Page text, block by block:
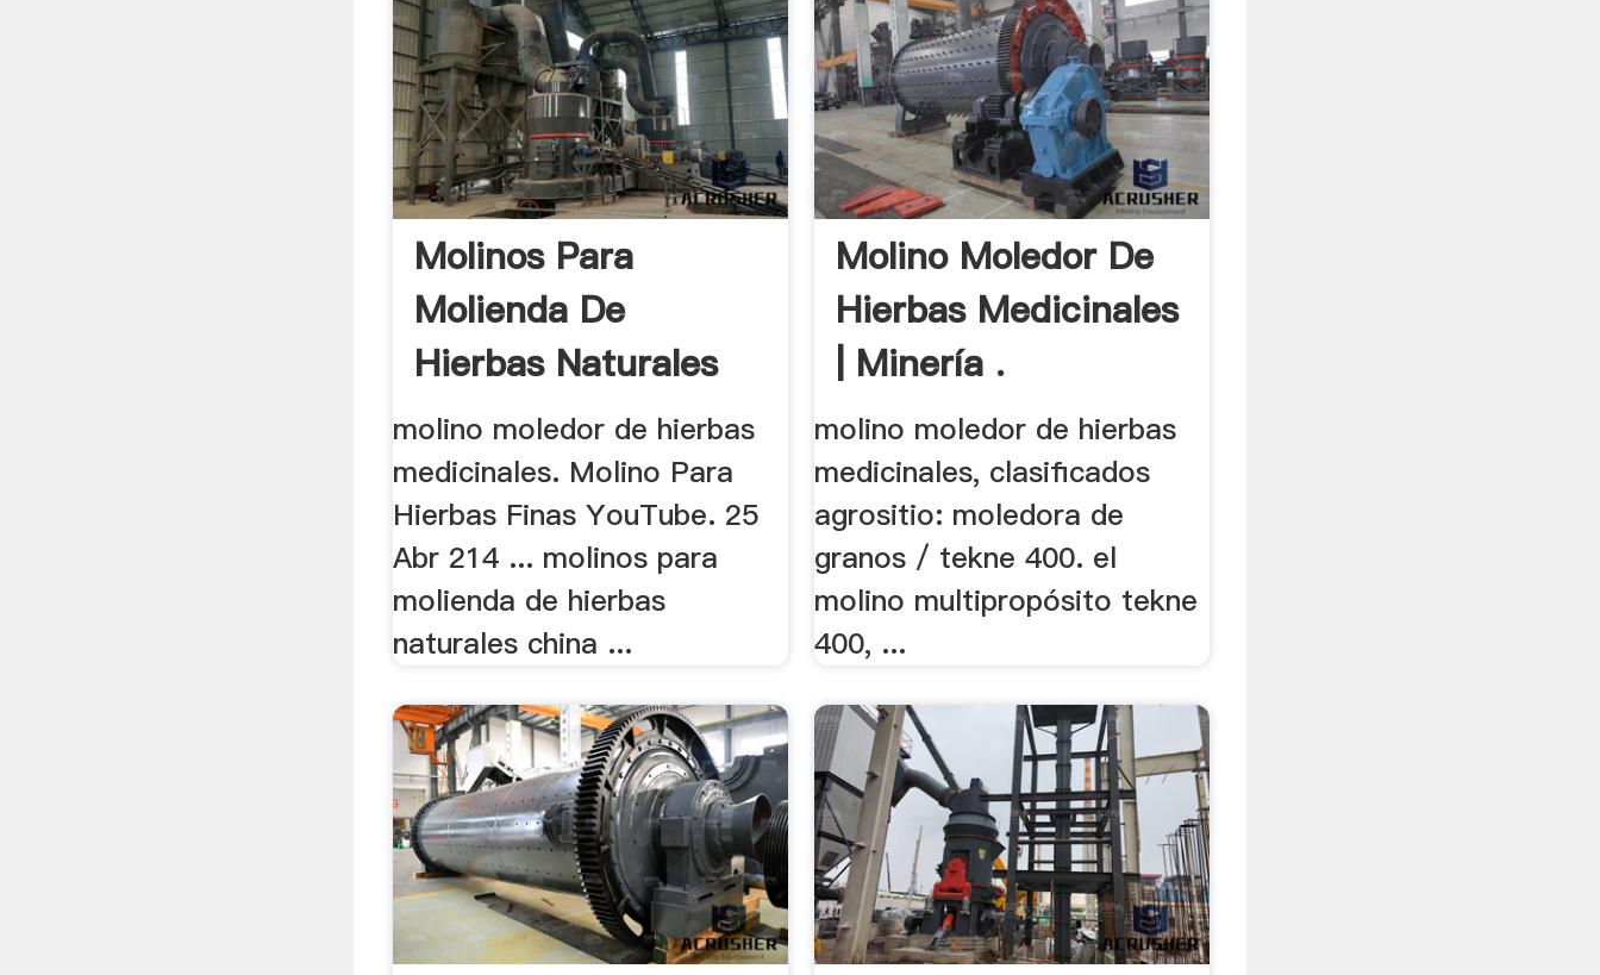
Molinos Para
Molienda De
Hierbas Naturales
molino moledor de hierbas
medicinales. Molino Para
Hierbas Finas YouTube. 25
Abr 214 ... molinos para
molienda de hierbas
naturales china ...
Molino Moledor De
Hierbas Medicinales
| Minería .
molino moledor de hierbas
medicinales, clasificados
agrositio: moledora de
granos / tekne 400. el
molino multipropósito tekne
400, ...